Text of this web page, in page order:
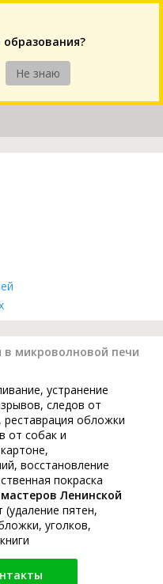
Не знаю
в микроволновой печи
устранение
следов от
реставрация обложки
от собак и
восстановление
покраска
Ленинской
пятен,
уголков,